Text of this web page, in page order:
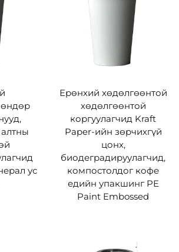
ус
Ерөнхий хөдөлгөөнтой
хөдөлгөөнтой
коргуулагчид Kraft
Paper-ийн зөрчихгүй
цонх,
биодеградируулагчид,
компостолдог кофе
едийн упакшинг PE
Paint Embossed